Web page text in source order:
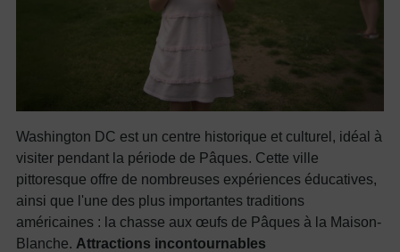
Washington DC est un centre historique et culturel, idéal à
visiter pendant la période de Pâques. Cette ville
pittoresque offre de nombreuses expériences éducatives,
ainsi que l'une des plus importantes traditions
américaines : la chasse aux œufs de Pâques à la Maison-
Blanche. Attractions incontournables